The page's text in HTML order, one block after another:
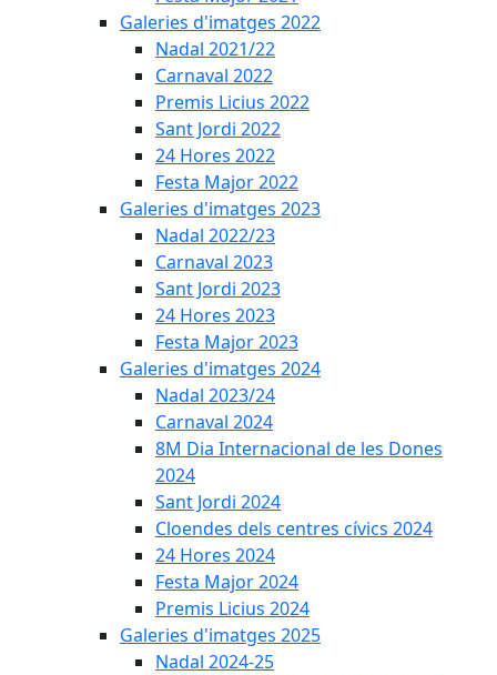
Galeries d'imatges 2022
Nadal 2021/22
Carnaval 2022
Premis Licius 2022
Sant Jordi 2022
24 Hores 2022
Festa Major 2022
Galeries d'imatges 2023
Nadal 2022/23
Carnaval 2023
Sant Jordi 2023
24 Hores 2023
Festa Major 2023
Galeries d'imatges 2024
Nadal 2023/24
Carnaval 2024
8M Dia Internacional de les Dones
2024
Sant Jordi 2024
Cloendes dels centres cívics 2024
24 Hores 2024
Festa Major 2024
Premis Licius 2024
Galeries d'imatges 2025
Nadal 2024-25